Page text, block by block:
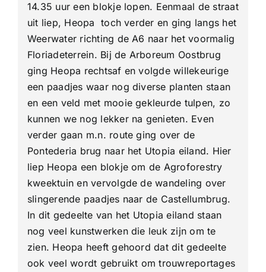
14.35 uur een blokje lopen. Eenmaal de straat
uit liep, Heopa toch verder en ging langs het
Weerwater richting de A6 naar het voormalig
Floriadeterrein. Bij de Arboreum Oostbrug
ging Heopa rechtsaf en volgde willekeurige
een paadjes waar nog diverse planten staan
en een veld met mooie gekleurde tulpen, zo
kunnen we nog lekker na genieten. Even
verder gaan m.n. route ging over de
Pontederia brug naar het Utopia eiland. Hier
liep Heopa een blokje om de Agroforestry
kweektuin en vervolgde de wandeling over
slingerende paadjes naar de Castellumbrug.
In dit gedeelte van het Utopia eiland staan
nog veel kunstwerken die leuk zijn om te
zien. Heopa heeft gehoord dat dit gedeelte
ook veel wordt gebruikt om trouwreportages